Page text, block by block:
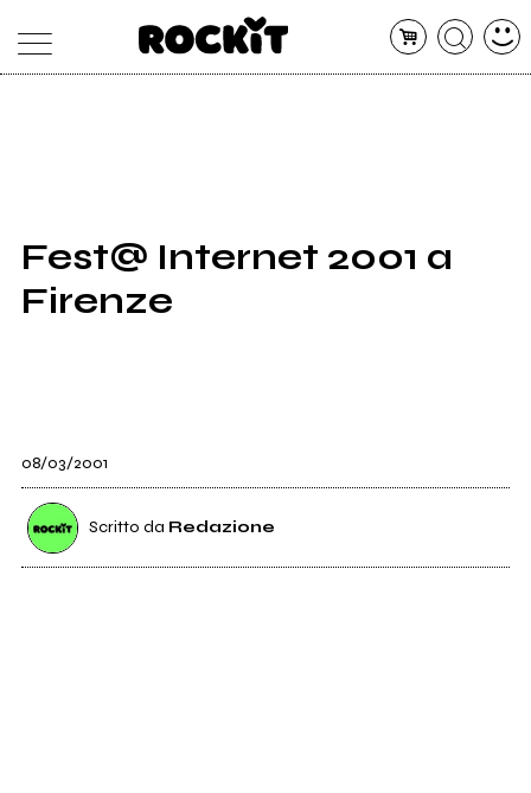
SHOP
RADIO
Fest@ Internet 2001 a
Firenze
08/03/2001
Scritto da Redazione